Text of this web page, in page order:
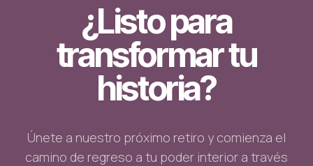
¿Listo para
transformar tu
historia?
Únete a nuestro próximo retiro y comienza el
camino de regreso a tu poder interior a través